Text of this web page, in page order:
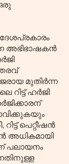
അഭിഭാഷകൻ
മുതിർന്ന
ഹർജി
പെറ്റീഷൻ
അധികമായി
പലായനം